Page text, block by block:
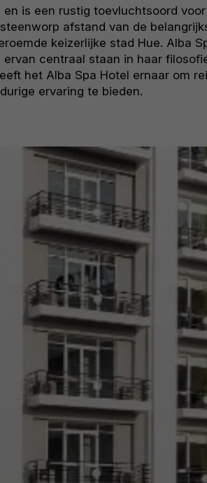
is een rustig toevluchtsoord
afstand van de
keizerlijke stad Hue. Alba
centraal staan in haar
het Alba Spa Hotel ernaar om
ervaring te bieden.